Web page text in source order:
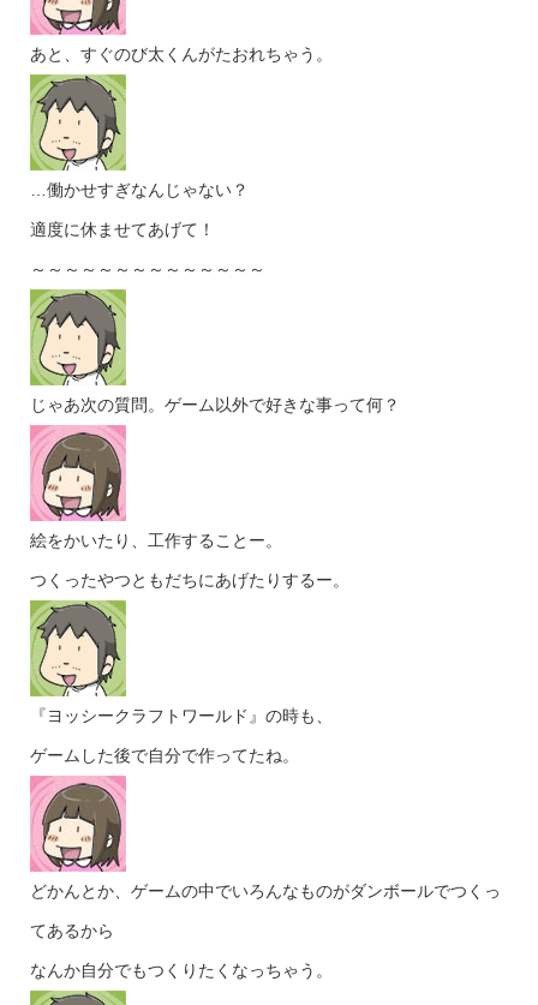
あと、すぐのび太くんがたおれちゃう。
…働かせすぎなんじゃない？
適度に休ませてあげて！
～～～～～～～～～～～～～～
じゃあ次の質問。ゲーム以外で好きな事って何？
絵をかいたり、工作することー。
つくったやつともだちにあげたりするー。
『ヨッシークラフトワールド』の時も、
ゲームした後で自分で作ってたね。
どかんとか、ゲームの中でいろんなものがダンボールでつくっ
てあるから
なんか自分でもつくりたくなっちゃう。